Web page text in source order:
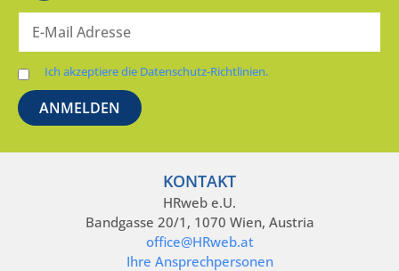
Ich akzeptiere die Datenschutz-Richtlinien.
KONTAKT
HRweb e.U.
Bandgasse 20/1, 1070 Wien, Austria
office@HRweb.at
Ihre Ansprechpersonen